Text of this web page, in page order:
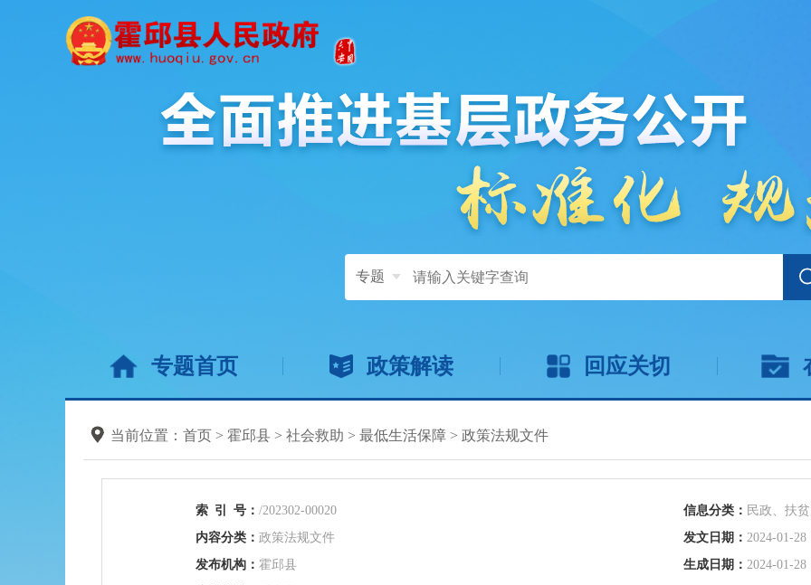
专题
专题首页 政策解读 回应关切
当前位置： 首页 > 霍邱县 > 社会救助 > 最低生活保障 > 政策法规文件
索 引 号： /202302-00020 信息分类： 民政、扶
内容分类： 政策法规文件 发文日期： 2024-01-28
发布机构： 霍邱县 生成日期： 2024-01-28